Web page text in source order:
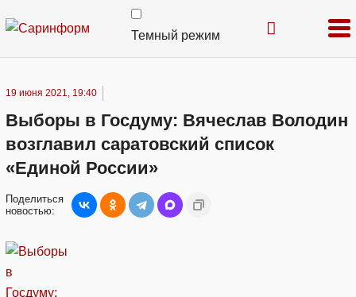
Темный режим
19 июня 2021, 19:40
Выборы в Госдуму: Вячеслав Володин
возглавил саратовский список
«Единой России»
Поделиться
новостью: